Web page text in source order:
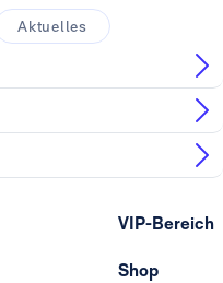
Aktuelles
VIP-Bereich
Shop